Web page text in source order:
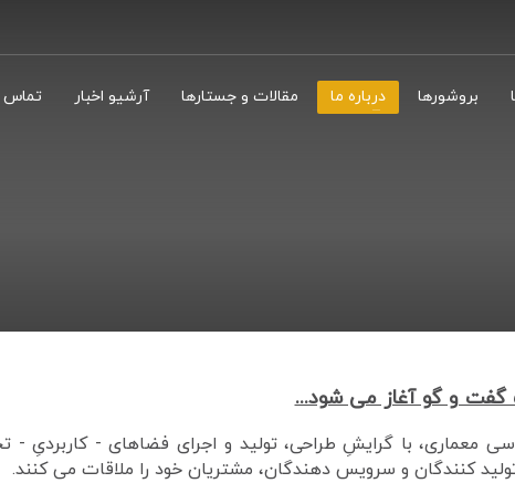
بروشورها درباره ما مقالات و جستارها آرشیو اخبار تماس
گفت و گو آغاز می شود...
معماری، با گرایشِ طراحی، تولید و اجرای فضاهای - کاربردیِ -
کنندگان و سرویس دهندگان، مشتریان خود را ملاقات می کنند.